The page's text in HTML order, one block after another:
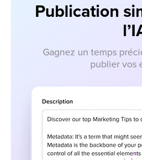
Publication
Gagnez un temps
publier vos